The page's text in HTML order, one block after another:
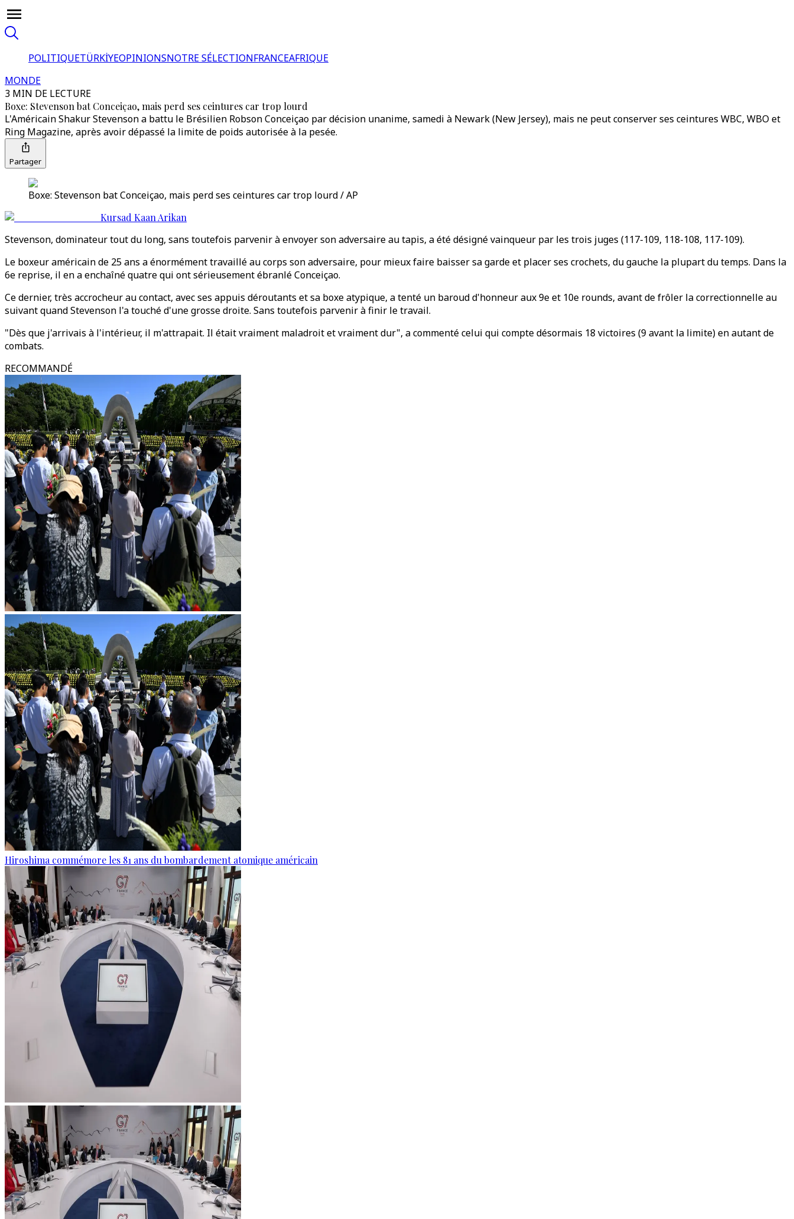
POLITIQUETÜRKİYEOPINIONSNOTRE SÉLECTIONFRANCEAFRIQUE
MONDE
3 MIN DE LECTURE
Boxe: Stevenson bat Conceiçao, mais perd ses ceintures car trop lourd
L'Américain Shakur Stevenson a battu le Brésilien Robson Conceiçao par décision unanime, samedi à Newark (New Jersey), mais ne peut conserver ses ceintures WBC, WBO et
Ring Magazine, après avoir dépassé la limite de poids autorisée à la pesée.
Partager
Boxe: Stevenson bat Conceiçao, mais perd ses ceintures car trop lourd / AP
Kursad Kaan Arikan
Stevenson, dominateur tout du long, sans toutefois parvenir à envoyer son adversaire au tapis, a été désigné vainqueur par les trois juges (117-109, 118-108, 117-109).
Le boxeur américain de 25 ans a énormément travaillé au corps son adversaire, pour mieux faire baisser sa garde et placer ses crochets, du gauche la plupart du temps. Dans la
6e reprise, il en a enchaîné quatre qui ont sérieusement ébranlé Conceiçao.
Ce dernier, très accrocheur au contact, avec ses appuis déroutants et sa boxe atypique, a tenté un baroud d'honneur aux 9e et 10e rounds, avant de frôler la correctionnelle au
suivant quand Stevenson l'a touché d'une grosse droite. Sans toutefois parvenir à finir le travail.
"Dès que j'arrivais à l'intérieur, il m'attrapait. Il était vraiment maladroit et vraiment dur", a commenté celui qui compte désormais 18 victoires (9 avant la limite) en autant de
combats.
RECOMMANDÉ
Hiroshima commémore les 81 ans du bombardement atomique américain